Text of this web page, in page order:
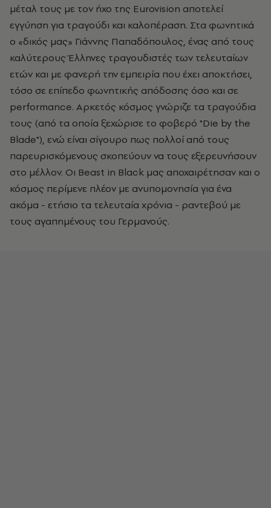
μέταλ τους με τον ήχο της Eurovision αποτελεί
εγγύηση για τραγούδι και καλοπέραση. Στα φωνητικά
ο «δικός μας» Γιάννης Παπαδόπουλος, ένας από τους
καλύτερους Έλληνες τραγουδιστές των τελευταίων
ετών και με φανερή την εμπειρία που έχει αποκτήσει,
τόσο σε επίπεδο φωνητικής απόδοσης όσο και σε
performance. Αρκετός κόσμος γνώριζε τα τραγούδια
τους (από τα οποία ξεχώρισε το φοβερό "Die by the
Blade"), ενώ είναι σίγουρο πως πολλοί από τους
παρευρισκόμενους σκοπεύουν να τους εξερευνήσουν
στο μέλλον. Οι Beast in Black μας αποχαιρέτησαν και ο
κόσμος περίμενε πλέον με ανυπομονησία για ένα
ακόμα - ετήσιο τα τελευταία χρόνια - ραντεβού με
τους αγαπημένους του Γερμανούς.